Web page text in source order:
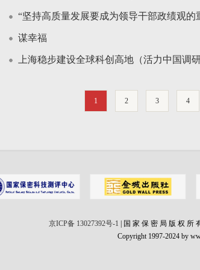
“坚持高质量发展要成为领导干部政绩观
谋幸福
上海稳步建设全球科创高地（活力中国调研
1 2 3 4
京ICP备 13027392号-1 | 国 家 保 密 局 版 权 所
Copyright 1997-2024 by